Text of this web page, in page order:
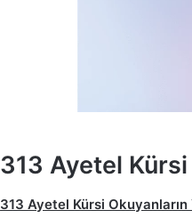
313 Ayetel Kürsi
313 Ayetel Kürsi Okuyanların